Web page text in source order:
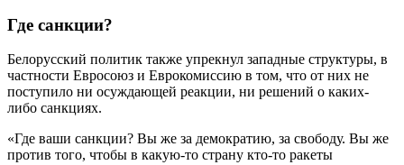
Где санкции?
Белорусский политик также упрекнул западные структуры, в
частности Евросоюз и Еврокомиссию в том, что от них не
поступило ни осуждающей реакции, ни решений о каких-
либо санкциях.
«Где ваши санкции? Вы же за демократию, за свободу. Вы же
против того, чтобы в какую-то страну кто-то ракеты